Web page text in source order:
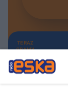
TERAZ
GRAMY